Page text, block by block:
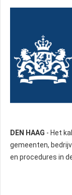
DEN HAAG - Het
gemeenten,
en procedures in